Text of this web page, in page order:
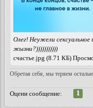
Олег! Неужели сексуальное
жызни?)))))))))))
счастье.jpg (8.71 КБ)
Обретая себя, мы теряем
Оцени сообщение:
1